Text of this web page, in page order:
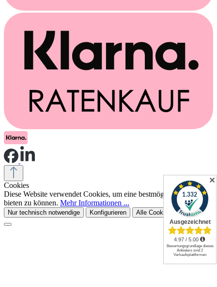
Cookies
Diese Website verwendet Cookies, um eine bestmögliche Erfahrung
bieten zu können. Mehr Informationen ...
Nur technisch notwendige Konfigurieren Alle Cookies akzeptieren
✕